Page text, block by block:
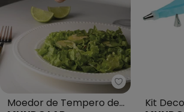
Mundo Lar -
Moedor de Tempero de
Kit